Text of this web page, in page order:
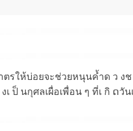
รให้บ่อยจะช่วยหนุนค้ำด ว งช
เ ป็ นกุศลเผื่อเพื่อน ๆ ที่เ กิ ດวั